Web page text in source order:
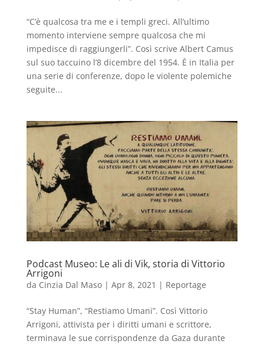
“C’è qualcosa tra me e i templi greci. All’ultimo
momento interviene sempre qualcosa che mi
impedisce di raggiungerli”. Così scrive Albert Camus
sul suo taccuino l’8 dicembre del 1954. È in Italia per
una serie di conferenze, dopo le violente polemiche
seguite...
Podcast Museo: Le ali di Vik, storia di Vittorio
Arrigoni
da Cinzia Dal Maso| Apr 8, 2021 | Reportage
“Stay Human”, “Restiamo Umani”. Così Vittorio
Arrigoni, attivista per i diritti umani e scrittore,
terminava le sue corrispondenze da Gaza durante